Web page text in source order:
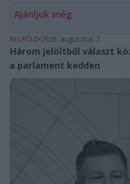
Ajánljuk még
BELFÖLD 2026. augusztus 7.
Három jelöltből választ
a parlament kedden